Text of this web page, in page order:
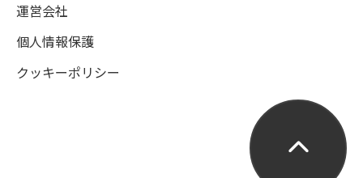
運営会社
個人情報保護
クッキーポリシー